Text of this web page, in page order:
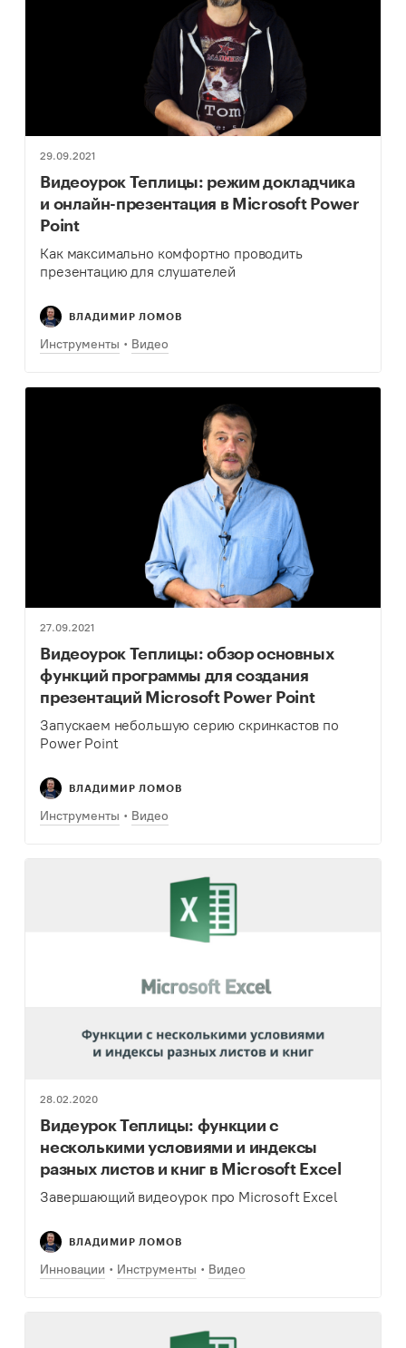
29.09.2021
Видеоурок Теплицы: режим докладчика
и онлайн-презентация в Microsoft Power
Point
Как максимально комфортно проводить
презентацию для слушателей
ВЛАДИМИР ЛОМОВ
Инструменты Видео
27.09.2021
Видеоурок Теплицы: обзор основных
функций программы для создания
презентаций Microsoft Power Point
Запускаем небольшую серию скринкастов по
Power Point
ВЛАДИМИР ЛОМОВ
Инструменты Видео
28.02.2020
Видеурок Теплицы: функции с
несколькими условиями и индексы
разных листов и книг в Microsoft Excel
Завершающий видеоурок про Microsoft Excel
ВЛАДИМИР ЛОМОВ
Инновации Инструменты Видео